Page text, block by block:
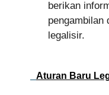
berikan
pengambilan
legalisir.
Aturan Baru